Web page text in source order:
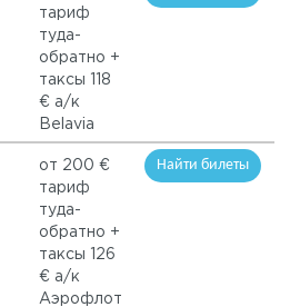
тариф
туда-
обратно +
таксы 118
€ а/к
Belavia
от 200 €
тариф
туда-
обратно +
таксы 126
€ а/к
Аэрофлот
Найти билеты